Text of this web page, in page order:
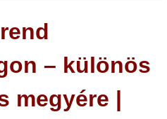
– különös
megyére |